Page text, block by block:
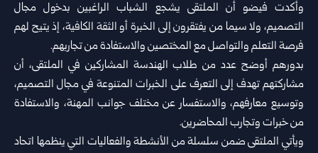
وأكدت فيضو أن الملتقى يشجع الشباب الراغبين بدخول مجال
التصميم، ولا ‏سيما من يفتقرون إلى الخبرة أو الثقة الكافية، إذ يتيح لهم
فرصة التعلم ‏والتواصل مع المختصين والاستفادة من تجاربهم.‏
بدورهم أوضح عدد من طلاب الهندسة المشاركين في الملتقى، أن
‏مشاركتهم تهدف إلى التعرف على الخبرات المتنوعة في مجال التصميم،
‏وتوسيع معارفهم، والاستفسار عن مختلف جوانب المهنة، والاستفادة
من ‏خبرات وتجارب المحاضرين.‏
ويأتي الملتقى ضمن سلسلة من الأنشطة والفعاليات التي ينظمها اتحاد